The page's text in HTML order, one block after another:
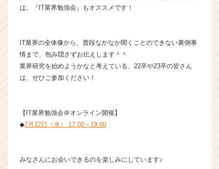
r）
は、『IT業界勉強会』もオススメです！
IT業界の全体像から、普段なかなか聞くことのできない裏側事
情まで、包み隠さずお伝えします＾＾
業界研究を始めようかなと考えている、22卒や23卒の皆さん
は、ぜひご参加ください！
【IT業界勉強会＠オンライン開催】
◆7月22日（水） 17:00～19:00
みなさんにお会いできるのを楽しみにしています♪